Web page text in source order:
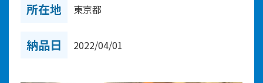
所在地 東京都
納品日 2022/04/01